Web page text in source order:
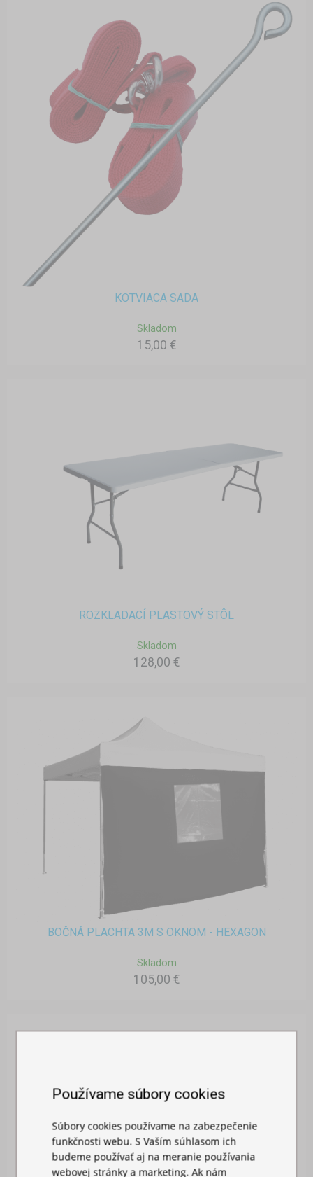
KOTVIACA SADA
Skladom
15,00 €
ROZKLADACÍ PLASTOVÝ STÔL
Skladom
128,00 €
BOČNÁ PLACHTA 3M S OKNOM - HEXAGON
Skladom
105,00 €
Používame súbory cookies
Súbory cookies používame na zabezpečenie
funkčnosti webu. S Vaším súhlasom ich
budeme používať aj na meranie používania
webovej stránky a marketing. Ak nám